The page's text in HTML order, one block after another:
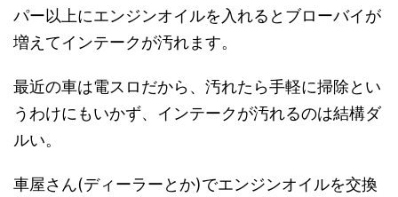
パー以上にエンジンオイルを入れるとブローバイが
増えてインテークが汚れます。
最近の車は電スロだから、汚れたら手軽に掃除とい
うわけにもいかず、インテークが汚れるのは結構ダ
ルい。
車屋さん(ディーラーとか)でエンジンオイルを交換